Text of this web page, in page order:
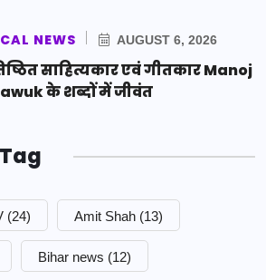
NEWS AUGUST 6, 2026
साहित्यकार एवं गीतकार Manoj
के शब्दों में जीवंत
(24) Amit Shah (13)
Bihar news (12)